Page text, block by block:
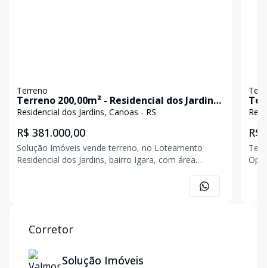
Terreno
Terreno 200,00m² - Residencial dos Jardins -
Canoas/RS.
Residencial dos Jardins, Canoas - RS
R$ 381.000,00
Solução Imóveis vende terreno, no Loteamento
Residencial dos Jardins, bairro Igara, com área
residencial, próximo ao Park Shopping, possui
R$
Corretor
Solução Imóveis